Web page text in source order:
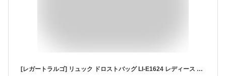
[レガートラルゴ] リュック ドロストバッグ LI-E1624 レディース BE One Size